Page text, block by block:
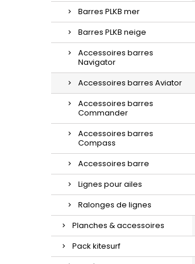
Barres PLKB mer
Barres PLKB neige
Accessoires barres
Navigator
Accessoires barres Aviator
Accessoires barres
Commander
Accessoires barres
Compass
Accessoires barre
Lignes pour ailes
Ralonges de lignes
Planches & accessoires
Pack kitesurf